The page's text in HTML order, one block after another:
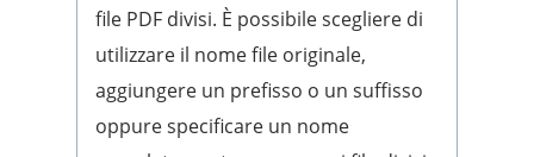
file PDF divisi. È possibile scegliere di
utilizzare il nome file originale,
aggiungere un prefisso o un suffisso
oppure specificare un nome